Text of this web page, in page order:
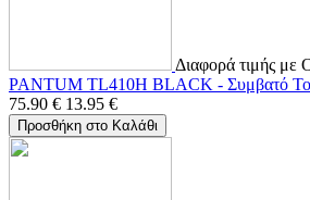
Διαφορά τιμής με
PANTUM TL410H BLACK - Συμβατό
75.90 € 13.95 €
Προσθήκη στο Καλάθι